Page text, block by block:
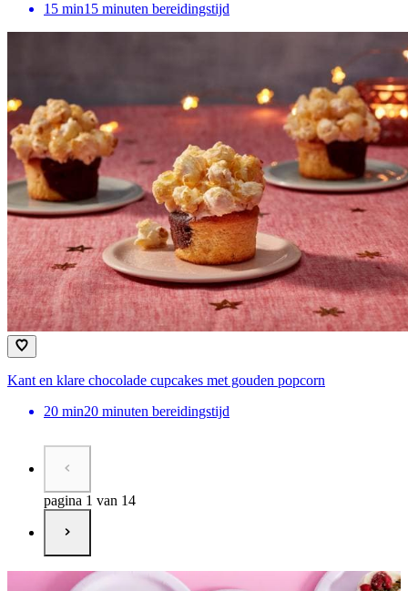
15 min15 minuten bereidingstijd
Kant en klare chocolade cupcakes met gouden popcorn
20 min20 minuten bereidingstijd
pagina 1 van 14